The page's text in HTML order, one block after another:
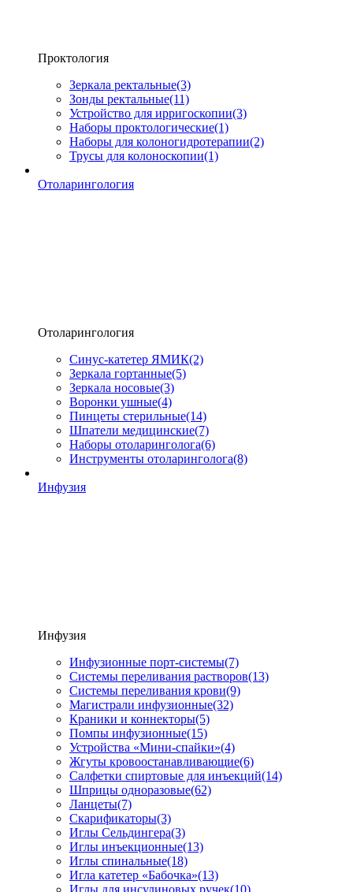
Проктология
Зеркала ректальные(3)
Зонды ректальные(11)
Устройство для ирригоскопии(3)
Наборы проктологические(1)
Наборы для колоногидротерапии(2)
Трусы для колоноскопии(1)
Отоларингология
Отоларингология
Синус-катетер ЯМИК(2)
Зеркала гортанные(5)
Зеркала носовые(3)
Воронки ушные(4)
Пинцеты стерильные(14)
Шпатели медицинские(7)
Наборы отоларинголога(6)
Инструменты отоларинголога(8)
Инфузия
Инфузия
Инфузионные порт-системы(7)
Системы переливания растворов(13)
Системы переливания крови(9)
Магистрали инфузионные(32)
Краники и коннекторы(5)
Помпы инфузионные(15)
Устройства «Мини-спайки»(4)
Жгуты кровоостанавливающие(6)
Салфетки спиртовые для инъекций(14)
Шприцы одноразовые(62)
Ланцеты(7)
Скарификаторы(3)
Иглы Сельдингера(3)
Иглы инъекционные(13)
Иглы спинальные(18)
Игла катетер «Бабочка»(13)
Иглы для инсулиновых ручек(10)